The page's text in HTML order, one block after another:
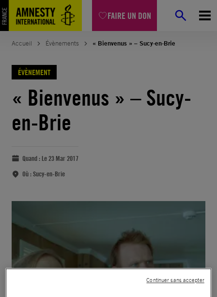
FAIRE UN DON
Accueil Évènements « Bienvenus » – Sucy-en-Brie
ÉVÈNEMENT
« Bienvenus » – Sucy-
en-Brie
Quand : Le 23 Mar 2017
Où :Sucy-en-Brie
Continuer sans accepter